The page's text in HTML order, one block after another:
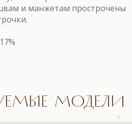
и манжетам прострочены
МОДЕЛИ